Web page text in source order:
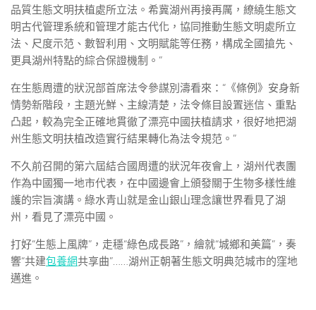
品質生態文明扶植處所立法。希冀湖州再接再厲，繚繞生態文
明古代管理系統和管理才能古代化，協同推動生態文明處所立
法、尺度示范、數智利用、文明賦能等任務，構成全國搶先、
更具湖州特點的綜合保證機制。”
在生態周遭的狀況部首席法令參謀別濤看來：“《條例》安身新
情勢新階段，主題光鮮、主線清楚，法令條目設置迷信、重點
凸起，較為完全正確地貫徹了漂亮中國扶植請求，很好地把湖
州生態文明扶植改造實行結果轉化為法令規范。”
不久前召開的第六屆結合國周遭的狀況年夜會上，湖州代表團
作為中國獨一地市代表，在中國邊會上頒發關于生物多樣性維
護的宗旨演講。綠水青山就是金山銀山理念讓世界看見了湖
州，看見了漂亮中國。
打好“生態上風牌”，走穩“綠色成長路”，繪就“城鄉和美篇”，奏
響“共建包養網共享曲”……湖州正朝著生態文明典范城市的窪地
邁進。